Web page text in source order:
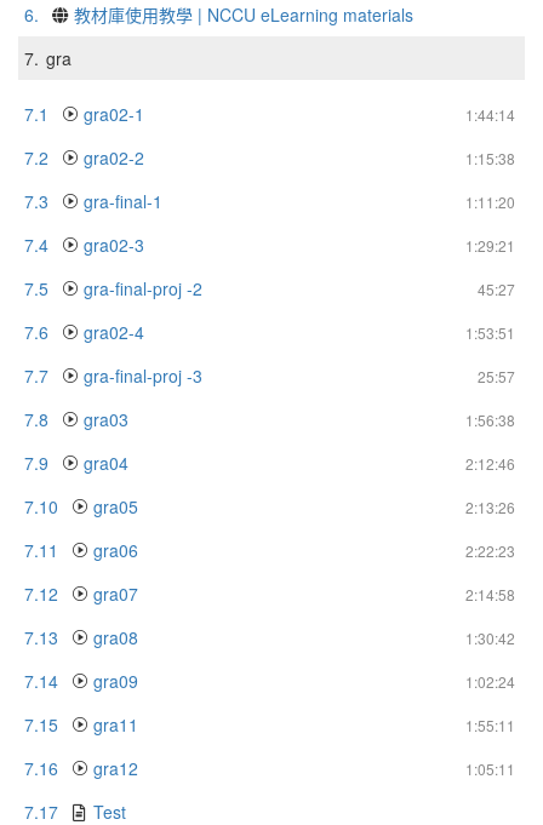
6.
教材庫使用教學 | NCCU eLearning materials
7. gra
7.1 1:44:14
gra02-1
7.2
1:15:38
gra02-2
7.3
1:11:20
gra-final-1
7.4
1:29:21
gra02-3
7.5
45:27
gra-final-proj -2
7.6
1:53:51
gra02-4
7.7
25:57
gra-final-proj -3
7.8
1:56:38
gra03
7.9
2:12:46
gra04
7.10
2:13:26
gra05
7.11
2:22:23
gra06
7.12
2:14:58
gra07
7.13
1:30:42
gra08
7.14
1:02:24
gra09
7.15
1:55:11
gra11
7.16
1:05:11
gra12
7.17
Test